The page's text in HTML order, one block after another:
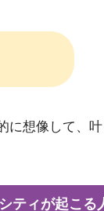
に想像して、
ティが起こる